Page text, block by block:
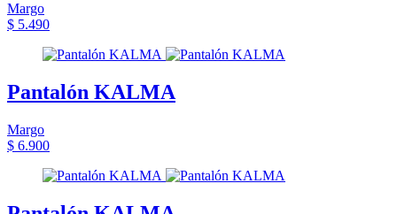
Margo
$ 5.490
Pantalón KALMA
Margo
$ 6.900